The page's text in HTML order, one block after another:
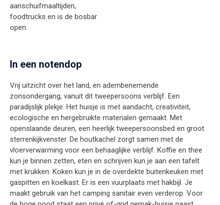
aanschuifmaaltijden,
foodtrucks en is de bosbar
open.
In een notendop
Vrij uitzicht over het land, en adembenemende
zonsondergang, vanuit dit tweepersoons verblijf. Een
paradijslijk plekje. Het huisje is met aandacht, creativiteit,
ecologische en hergebruikte materialen gemaakt. Met
openslaande deuren, een heerlijk tweepersoonsbed en groot
sterrenkijkvenster. De houtkachel zorgt samen met de
vloerverwarming voor een behaaglijke verblijf. Koffie en thee
kun je binnen zetten, eten en schrijven kun je aan een tafelt
met krukken. Koken kun je in de overdekte buitenkeuken met
gaspitten en koelkast. Er is een vuurplaats met hakbijl. Je
maakt gebruik van het camping sanitair even verderop. Voor